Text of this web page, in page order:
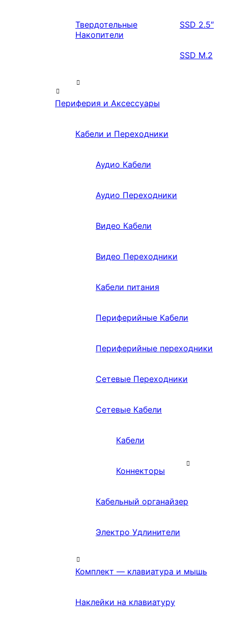
Твердотельные
Накопители
SSD 2.5″
SSD M.2
Периферия и Аксессуары
Кабели и Переходники
Аудио Кабели
Аудио Переходники
Видео Кабели
Видео Переходники
Кабели питания
Периферийные Кабели
Периферийные переходники
Сетевые Переходники
Сетевые Кабели
Кабели
Коннекторы
Кабельный органайзер
Электро Удлинители
Комплект — клавиатура и мышь
Наклейки на клавиатуру